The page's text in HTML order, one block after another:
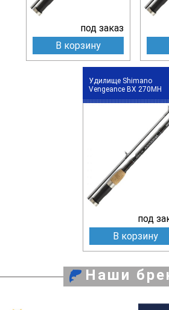
под заказ
В корзину
Удилище Shimano
Vengeance BX 270MH
под
В корзину
Наши